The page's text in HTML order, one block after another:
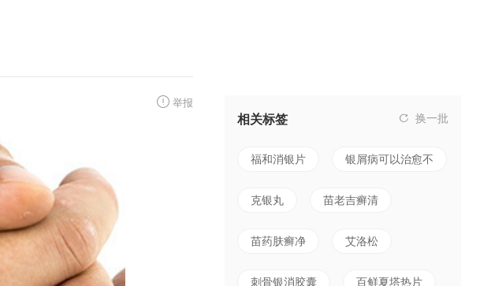
举报
相关标签 换一批
福和消银片 银屑病可以治愈不
克银丸 苗老吉癣清
苗药肤癣净 艾洛松
刺骨银消胶囊 百鲜夏塔热片